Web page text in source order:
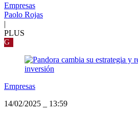
Empresas
Paolo Rojas
|
PLUS
G
Empresas
14/02/2025
13:59